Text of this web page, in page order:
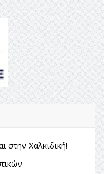
στην Χαλκιδική!